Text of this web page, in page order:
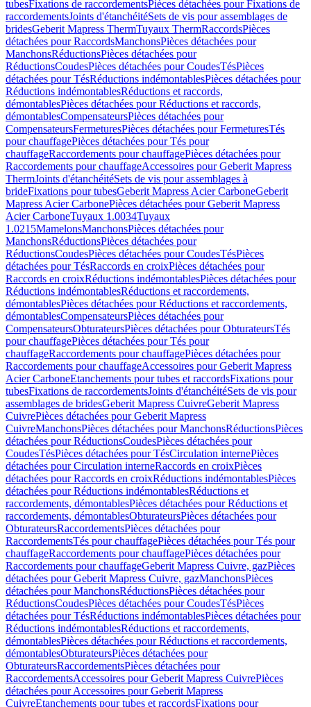
tubesFixations de raccordementsPièces détachées pour Fixations de
raccordementsJoints d'étanchéitéSets de vis pour assemblages de
bridesGeberit Mapress ThermTuyaux ThermRaccordsPièces
détachées pour RaccordsManchonsPièces détachées pour
ManchonsRéductionsPièces détachées pour
RéductionsCoudesPièces détachées pour CoudesTésPièces
détachées pour TésRéductions indémontablesPièces détachées pour
Réductions indémontablesRéductions et raccords,
démontablesPièces détachées pour Réductions et raccords,
démontablesCompensateursPièces détachées pour
CompensateursFermeturesPièces détachées pour FermeturesTés
pour chauffagePièces détachées pour Tés pour
chauffageRaccordements pour chauffagePièces détachées pour
Raccordements pour chauffageAccessoires pour Geberit Mapress
ThermJoints d'étanchéitéSets de vis pour assemblages à
brideFixations pour tubesGeberit Mapress Acier CarboneGeberit
Mapress Acier CarbonePièces détachées pour Geberit Mapress
Acier CarboneTuyaux 1.0034Tuyaux
1.0215MamelonsManchonsPièces détachées pour
ManchonsRéductionsPièces détachées pour
RéductionsCoudesPièces détachées pour CoudesTésPièces
détachées pour TésRaccords en croixPièces détachées pour
Raccords en croixRéductions indémontablesPièces détachées pour
Réductions indémontablesRéductions et raccordements,
démontablesPièces détachées pour Réductions et raccordements,
démontablesCompensateursPièces détachées pour
CompensateursObturateursPièces détachées pour ObturateursTés
pour chauffagePièces détachées pour Tés pour
chauffageRaccordements pour chauffagePièces détachées pour
Raccordements pour chauffageAccessoires pour Geberit Mapress
Acier CarboneEtanchements pour tubes et raccordsFixations pour
tubesFixations de raccordementsJoints d'étanchéitéSets de vis pour
assemblages de bridesGeberit Mapress CuivreGeberit Mapress
CuivrePièces détachées pour Geberit Mapress
CuivreManchonsPièces détachées pour ManchonsRéductionsPièces
détachées pour RéductionsCoudesPièces détachées pour
CoudesTésPièces détachées pour TésCirculation internePièces
détachées pour Circulation interneRaccords en croixPièces
détachées pour Raccords en croixRéductions indémontablesPièces
détachées pour Réductions indémontablesRéductions et
raccordements, démontablesPièces détachées pour Réductions et
raccordements, démontablesObturateursPièces détachées pour
ObturateursRaccordementsPièces détachées pour
RaccordementsTés pour chauffagePièces détachées pour Tés pour
chauffageRaccordements pour chauffagePièces détachées pour
Raccordements pour chauffageGeberit Mapress Cuivre, gazPièces
détachées pour Geberit Mapress Cuivre, gazManchonsPièces
détachées pour ManchonsRéductionsPièces détachées pour
RéductionsCoudesPièces détachées pour CoudesTésPièces
détachées pour TésRéductions indémontablesPièces détachées pour
Réductions indémontablesRéductions et raccordements,
démontablesPièces détachées pour Réductions et raccordements,
démontablesObturateursPièces détachées pour
ObturateursRaccordementsPièces détachées pour
RaccordementsAccessoires pour Geberit Mapress CuivrePièces
détachées pour Accessoires pour Geberit Mapress
CuivreEtanchements pour tubes et raccordsFixations pour